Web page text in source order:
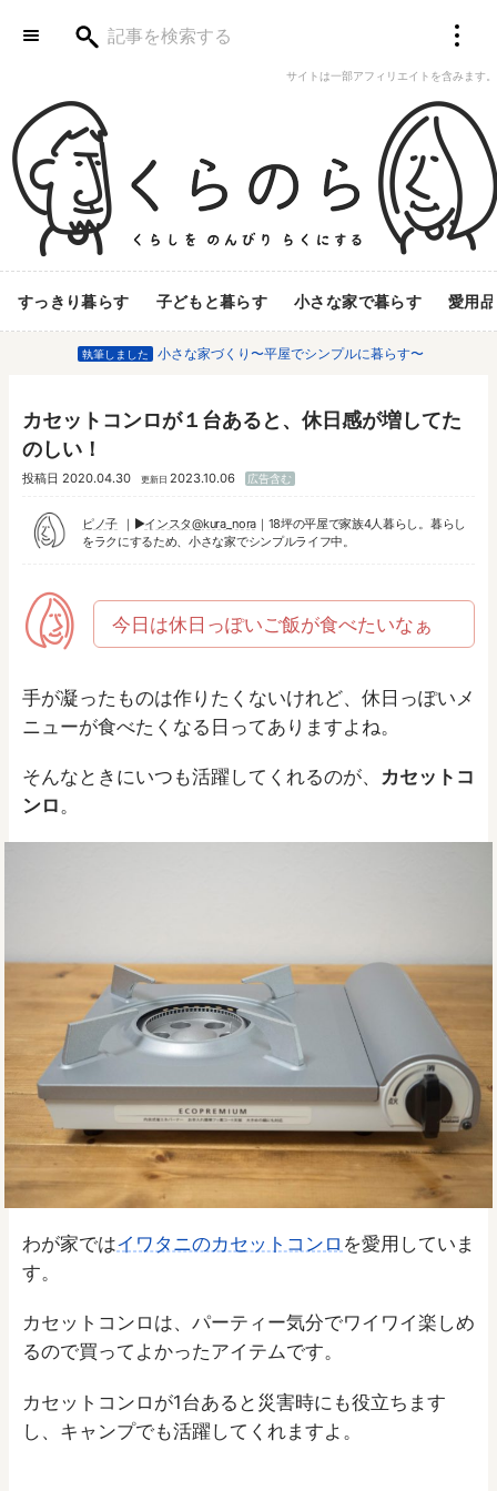
サイトは一部アフィリエイトを含みます。
すっきり暮らす 子どもと暮らす 小さな家で暮らす 愛用品
執筆しました 小さな家づくり〜平屋でシンプルに暮らす〜
カセットコンロが１台あると、休日感が増してた
のしい！
投稿日 2020.04.30 更新日 2023.10.06 広告含む
ピノ子 ▶︎インスタ@kura_nora｜18坪の平屋で家族4人暮らし。暮らし
をラクにするため、小さな家でシンプルライフ中。
今日は休日っぽいご飯が食べたいなぁ
手が凝ったものは作りたくないけれど、休日っぽいメ
ニューが食べたくなる日ってありますよね。
そんなときにいつも活躍してくれるのが、 カセットコ
ンロ。
わが家ではイワタニのカセットコンロ を愛用していま
す。
カセットコンロは、パーティー気分でワイワイ楽しめ
るので買ってよかったアイテムです。
カセットコンロが1台あると災害時にも役立ちます
し、キャンプでも活躍してくれますよ。